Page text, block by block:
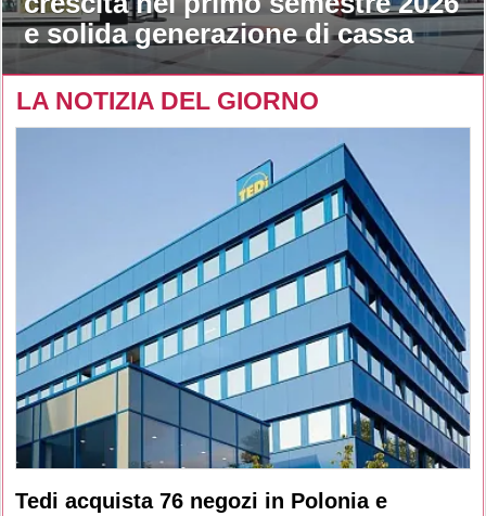
e solida generazione di cassa
LA NOTIZIA DEL GIORNO
Tedi acquista 76 negozi in Polonia e